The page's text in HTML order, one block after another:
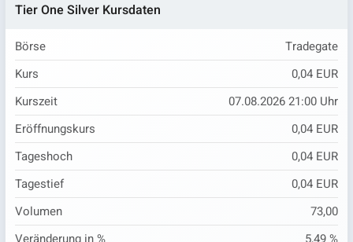
Tier One Silver Kursdaten
Börse
Tradegate
Kurs
0,04 EUR
Kurszeit
07.08.2026 21:00 Uhr
Eröffnungskurs
0,04 EUR
Tageshoch
0,04 EUR
Tagestief
0,04 EUR
Volumen
73,00